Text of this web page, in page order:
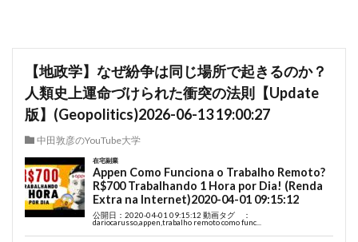
【地政学】なぜ紛争は同じ場所で起きるのか？
人類史上運命づけられた衝突の法則【Update
版】(Geopolitics)2026-06-13 19:00:27
中田敦彦のYouTube大学